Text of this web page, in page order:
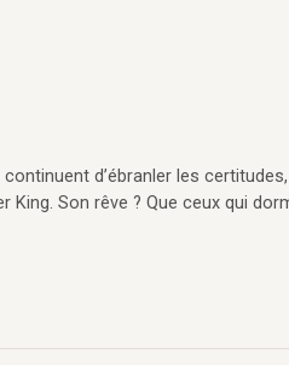
d’ébranler les
King. Son rêve ? Que ceux qui